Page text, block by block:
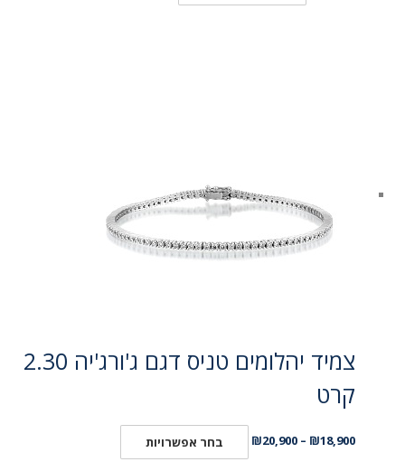
צמיד יהלומים טניס דגם ג'ורג'יה 2.30
קרט
₪18,900
–
₪20,900 בחר אפשרויות